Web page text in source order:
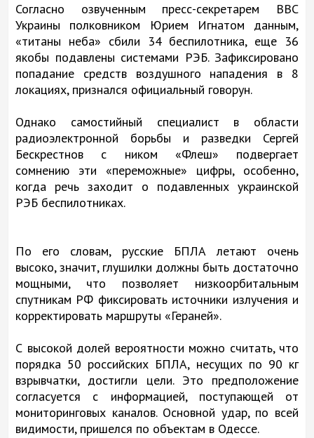
Согласно озвученным пресс-секретарем ВВС
Украины полковником Юрием Игнатом данным,
«титаны неба» сбили 34 беспилотника, еще 36
якобы подавлены системами РЭБ. Зафиксировано
попадание средств воздушного нападения в 8
локациях, признался официальный говорун.
Однако самостийный специалист в области
радиоэлектронной борьбы и разведки Сергей
Бескрестнов с ником «Флеш» подвергает
сомнению эти «переможные» цифры, особенно,
когда речь заходит о подавленных украинской
РЭБ беспилотниках.
По его словам, русские БПЛА летают очень
высоко, значит, глушилки должны быть достаточно
мощными, что позволяет низкоорбитальным
спутникам РФ фиксировать источники излучения и
корректировать маршруты «Гераней».
С высокой долей вероятности можно считать, что
порядка 50 российских БПЛА, несущих по 90 кг
взрывчатки, достигли цели. Это предположение
согласуется с информацией, поступающей от
мониторинговых каналов. Основной удар, по всей
видимости, пришелся по объектам в Одессе.